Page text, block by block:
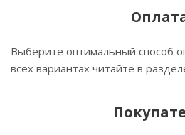
Выберите оптимальный способ
всех вариантах читайте в